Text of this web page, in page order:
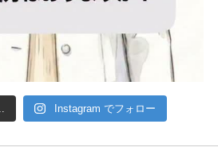
Instagram でフォロー